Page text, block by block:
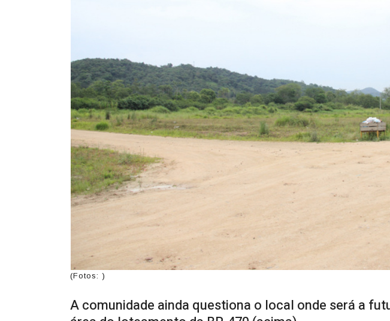
(Fotos: )
A comunidade ainda questiona o local onde será a